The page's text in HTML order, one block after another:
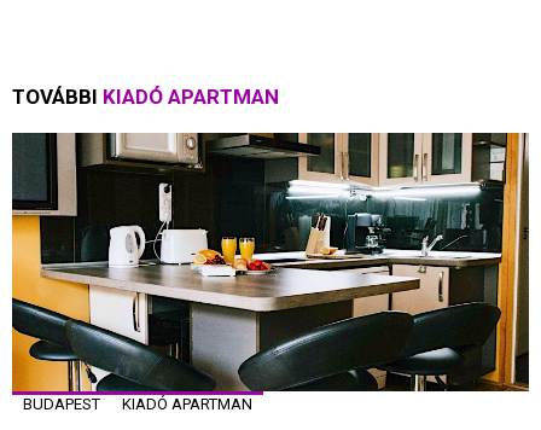
TOVÁBBI KIADÓ APARTMAN
BUDAPEST KIADÓ APARTMAN